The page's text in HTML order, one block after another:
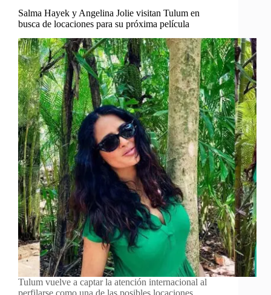
Salma Hayek y Angelina Jolie visitan Tulum en
busca de locaciones para su próxima película
Tulum vuelve a captar la atención internacional al
perfilarse como una de las posibles locaciones